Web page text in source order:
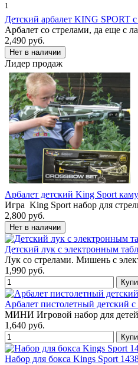
1
Детский арбалет KING
Арбалет со стрелами, да еще с
2,490 руб.
Лидер продаж
Арбалет детский King Sport
Игра King Sport набор для
2,800 руб.
Детский лук с электронным
Лук со стрелами. Мишень с
1,990 руб.
Арбалет пистолетный детский
МИНИ Игровой набор для
1,640 руб.
Набор для бокса Kings Sport